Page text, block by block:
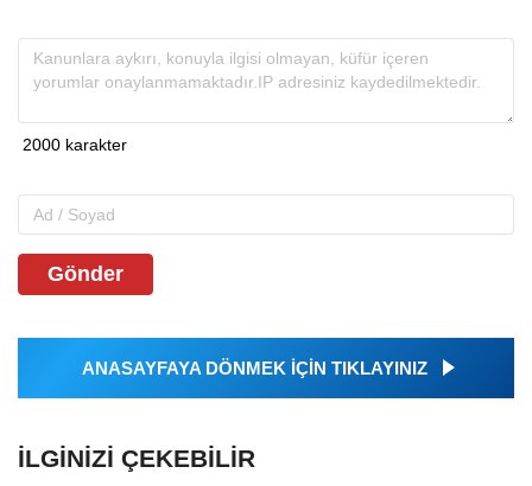
Gönder
ANASAYFAYA DÖNMEK İÇİN TIKLAYINIZ
İLGINIZI ÇEKEBILIR